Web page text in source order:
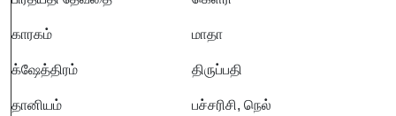
காரகம் மாதா
க்ஷேத்திரம் திருப்பதி
தானியம் பச்சரிசி, நெல்